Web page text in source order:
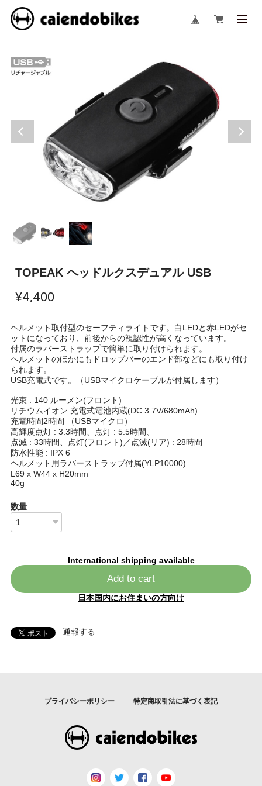
TOPEAK ヘッドルクスデュアル USB
¥4,400
ヘルメット取付型のセーフティライトです。白LEDと赤LEDがセ
ットになっており、前後からの視認性が高くなっています。
付属のラバーストラップで簡単に取り付けられます。
ヘルメットのほかにもドロップバーのエンド部などにも取り付け
られます。
USB充電式です。（USBマイクロケーブルが付属します）
光束 : 140 ルーメン(フロント)
リチウムイオン 充電式電池内蔵(DC 3.7V/680mAh)
充電時間2時間 （USBマイクロ）
高輝度点灯 : 3.3時間、点灯 : 5.5時間、
点滅 : 33時間、点灯(フロント)／点滅(リア) : 28時間
防水性能 : IPX 6
ヘルメット用ラバーストラップ付属(YLP10000)
L69 x W44 x H20mm
40g
数量
International shipping available
Add to cart
日本国内にお住まいの方向け
通報する
プライバシーポリシー 特定商取引法に基づく表記